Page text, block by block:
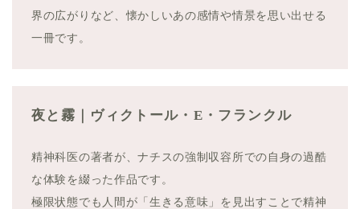
界の広がりなど、懐かしいあの感情や情景を思い出せる
一冊です。
夜と霧｜ヴィクトール・E・フランクル
精神科医の著者が、ナチスの強制収容所での自身の過酷
な体験を綴った作品です。
極限状態でも人間が「生きる意味」を見出すことで精神